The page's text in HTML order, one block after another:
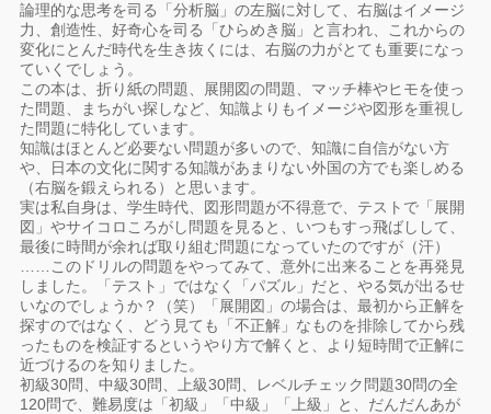
論理的な思考を司る「分析脳」の左脳に対して、右脳はイメージ
力、創造性、好奇心を司る「ひらめき脳」と言われ、これからの
変化にとんだ時代を生き抜くには、右脳の力がとても重要になっ
ていくでしょう。
この本は、折り紙の問題、展開図の問題、マッチ棒やヒモを使っ
た問題、まちがい探しなど、知識よりもイメージや図形を重視し
た問題に特化しています。
知識はほとんど必要ない問題が多いので、知識に自信がない方
や、日本の文化に関する知識があまりない外国の方でも楽しめる
（右脳を鍛えられる）と思います。
実は私自身は、学生時代、図形問題が不得意で、テストで「展開
図」やサイコロころがし問題を見ると、いつもすっ飛ばしして、
最後に時間が余れば取り組む問題になっていたのですが（汗）
……このドリルの問題をやってみて、意外に出来ることを再発見
しました。「テスト」ではなく「パズル」だと、やる気が出るせ
いなのでしょうか？（笑）「展開図」の場合は、最初から正解を
探すのではなく、どう見ても「不正解」なものを排除してから残
ったものを検証するというやり方で解くと、より短時間で正解に
近づけるのを知りました。
初級30問、中級30問、上級30問、レベルチェック問題30問の全
120問で、難易度は「初級」「中級」「上級」と、だんだんあが